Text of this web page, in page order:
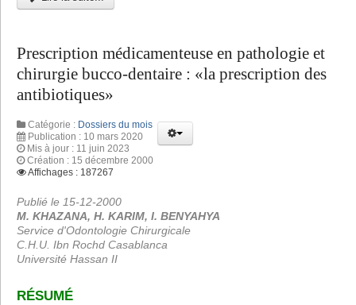
Prescription médicamenteuse en pathologie et
chirurgie bucco-dentaire : «la prescription des
antibiotiques»
Catégorie : Dossiers du mois
Publication : 10 mars 2020
Mis à jour : 11 juin 2023
Création : 15 décembre 2000
Affichages : 187267
Publié le 15-12-2000
M. KHAZANA, H. KARIM, I. BENYAHYA
Service d'Odontologie Chirurgicale
C.H.U. Ibn Rochd Casablanca
Université Hassan II
RÉSUMÉ